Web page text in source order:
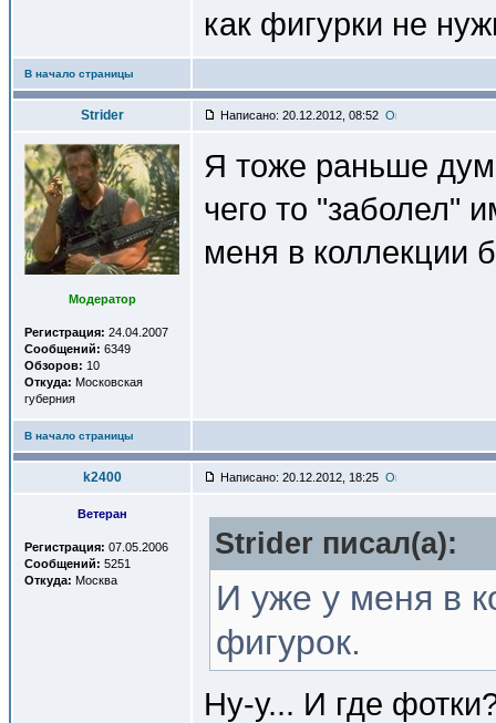
как фигурки не
В начало страницы
Strider Написано: 20.12.2012, 08:52
Модератор
Регистрация: 24.04.2007
Сообщений: 6349
Обзоров: 10
Откуда: Московская
губерния
Я тоже раньше
чего то "заболел"
меня в коллекции
В начало страницы
k2400 Написано: 20.12.2012, 18:25
Ветеран
Регистрация: 07.05.2006
Сообщений: 5251
Откуда: Москва
Strider писал(a):
И уже у меня в
фигурок.
Ну-у... И где